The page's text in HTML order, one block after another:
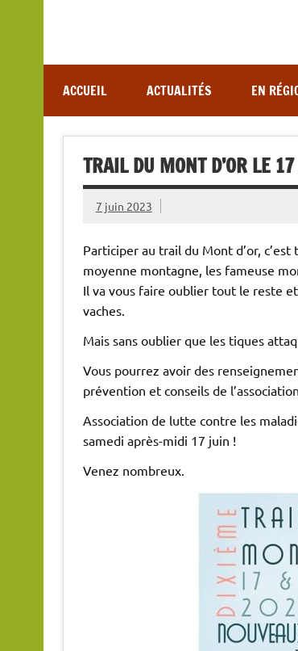
ACCUEIL ACTUALITÉS EN
TRAIL DU MONT D’OR LE
7 juin 2023
Participer au trail du Mont d’or,
moyenne montagne, les fameuse
Il va vous faire oublier tout le reste
vaches.
Mais sans oublier que les tiques
Vous pourrez avoir des
prévention et conseils de
Association de lutte contre les
samedi après-midi 17 juin !
Venez nombreux.